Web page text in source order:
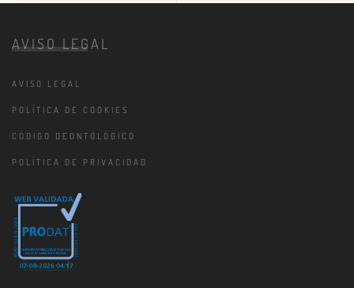
AVISO LEGAL
AVISO LEGAL
POLÍTICA DE COOKIES
CÓDIGO DEONTOLÓGICO
POLÍTICA DE PRIVACIDAD